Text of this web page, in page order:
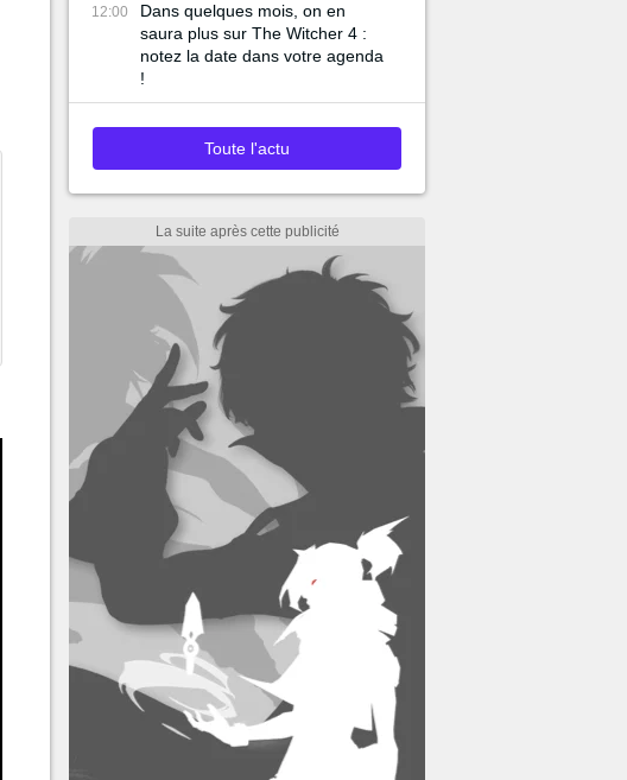
12:00
Dans quelques mois, on en
saura plus sur The Witcher 4 :
notez la date dans votre agenda
!
Toute l'actu